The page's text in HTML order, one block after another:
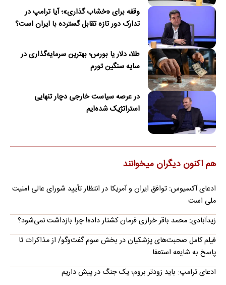
وقفه برای «خشاب گذاری»؛ آیا ترامپ در
تدارک دور تازه تقابل گسترده با ایران است؟
طلا، دلار یا بورس؛ بهترین سرمایه‌گذاری در
سایه سنگین تورم
در عرصه سیاست خارجی دچار تنهایی
استراتژیک شده‌ایم
هم اکنون دیگران میخوانند
ادعای آکسیوس: توافق ایران و آمریکا در انتظار تأیید شورای عالی امنیت
ملی است
زیدآبادی: محمد باقر خرازی فرمان کشتار داده! چرا بازداشت نمی‌شود؟
فیلم کامل صحبت‌های پزشکیان در بخش سوم گفت‌وگو/ از مذاکرات تا
پاسخ به شایعه استعفا
ادعای ترامپ: باید زودتر بروم؛ یک جنگ در پیش داریم